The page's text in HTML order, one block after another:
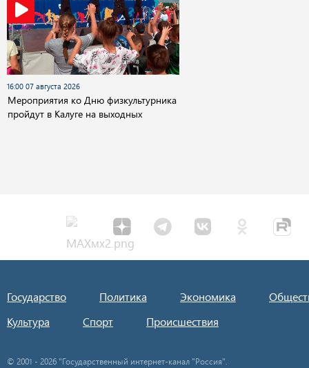
16:00 07 августа 2026
Мероприятия ко Дню физкультурника
пройдут в Калуге на выходных
Государство Политика Экономика
Культура
Спорт Происшествия
© 2001 - 2026 "Государственный интернет-канал "Россия".